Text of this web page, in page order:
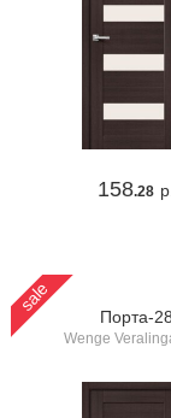
158.28 р.
sale
Порта-28
Wenge